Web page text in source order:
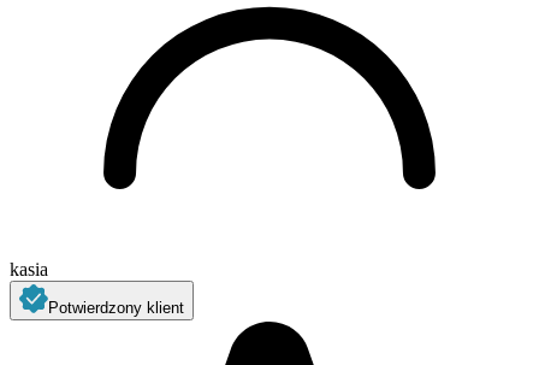
kasia
Potwierdzony klient